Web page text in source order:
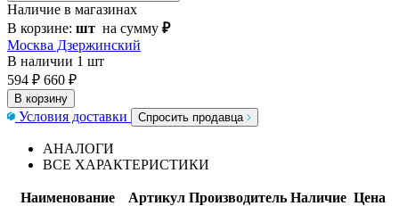
Наличие в магазинах
В корзине: шт на сумму ₽
Москва Дзержинский
В наличии 1 шт
594 ₽ 660 ₽
В корзину
Условия доставки Спросить продавца
АНАЛОГИ
ВСЕ ХАРАКТЕРИСТИКИ
Наименование Артикул Производитель Наличие Цена